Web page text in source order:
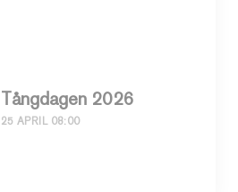
Tångdagen 2026
25 APRIL 08:00